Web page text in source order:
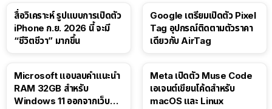
สื่อวิเคราะห์ รูปแบบการเปิดตัว
iPhone ก.ย. 2026 นี้ จะมี
“ชีวิตชีวา” มากขึ้น
Google เตรียมเปิดตัว Pixel
Tag อุปกรณ์ติดตามตัวราคา
เดียวกับ AirTag
Microsoft แอบลบคำแนะนำ
RAM 32GB สำหรับ
Windows 11 ออกจากเว็บตัว
Meta เปิดตัว Muse Code
เอเจนต์เขียนโค้ดสำหรับ
macOS และ Linux